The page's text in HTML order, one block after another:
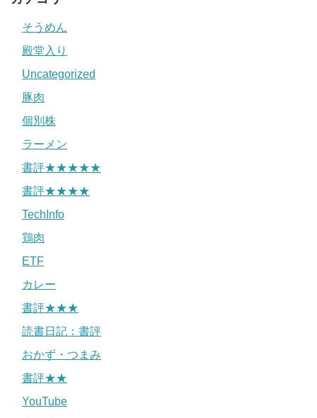
そうめん
殿堂入り
Uncategorized
豚肉
個別株
ラーメン
書評★★★★★
書評★★★★
TechInfo
鶏肉
ETF
カレー
書評★★★
読書日記：書評
おかず・つまみ
書評★★
YouTube